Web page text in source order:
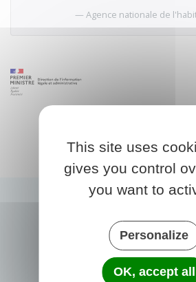
Agence nationale de
This site uses
gives you control
you want to
Personalize
OK, accept all